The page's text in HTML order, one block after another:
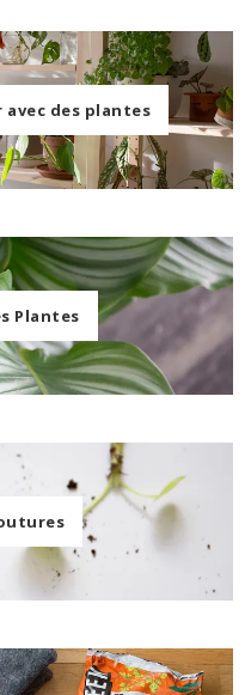
des plantes
Plantes